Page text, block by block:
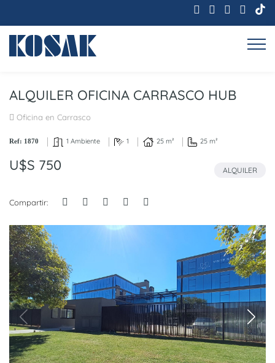
ALQUILER OFICINA CARRASCO HUB
Oficina en Carrasco
Ref: 1870 1 Ambiente 1 25 m² 25 m²
U$S 750 ALQUILER
Compartir: